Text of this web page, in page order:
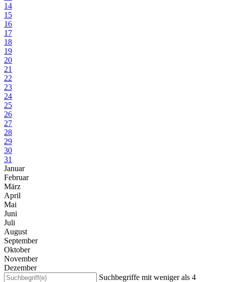
14
15
16
17
18
19
20
21
22
23
24
25
26
27
28
29
30
31
Januar
Februar
März
April
Mai
Juni
Juli
August
September
Oktober
November
Dezember
Suchbegriffe mit weniger als 4